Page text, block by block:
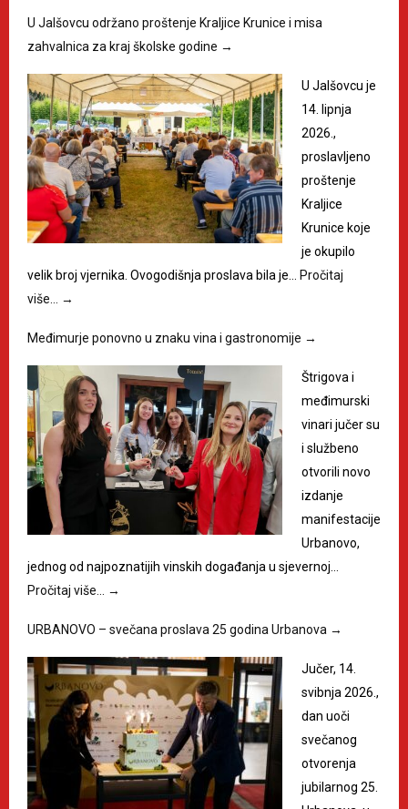
U Jalšovcu održano proštenje Kraljice Krunice i misa
zahvalnica za kraj školske godine →
U Jalšovcu je
14. lipnja
2026.,
proslavljeno
proštenje
Kraljice
Krunice koje
je okupilo
velik broj vjernika. Ovogodišnja proslava bila je…
Pročitaj
više…
→
Međimurje ponovno u znaku vina i gastronomije →
Štrigova i
međimurski
vinari jučer su
i službeno
otvorili novo
izdanje
manifestacije
Urbanovo,
jednog od najpoznatijih vinskih događanja u sjevernoj…
Pročitaj više…
→
URBANOVO – svečana proslava 25 godina Urbanova →
Jučer, 14.
svibnja 2026.,
dan uoči
svečanog
otvorenja
jubilarnog 25.